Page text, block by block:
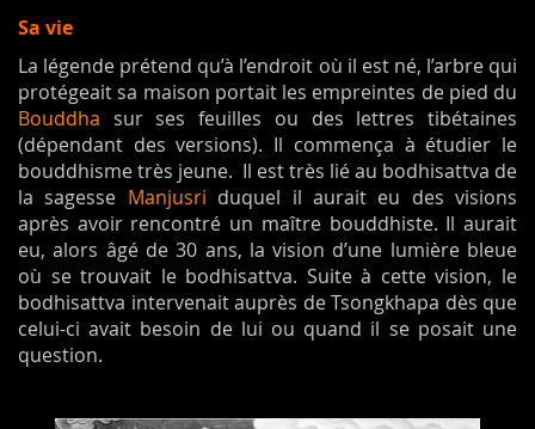
Sa vie
La légende prétend qu’à l’endroit où il est né, l’arbre qui
protégeait sa maison portait les empreintes de pied du
Bouddha sur ses feuilles ou des lettres tibétaines
(dépendant des versions). Il commença à étudier le
bouddhisme très jeune. Il est très lié au bodhisattva de
la sagesse Manjusri duquel il aurait eu des visions
après avoir rencontré un maître bouddhiste. Il aurait
eu, alors âgé de 30 ans, la vision d’une lumière bleue
où se trouvait le bodhisattva. Suite à cette vision, le
bodhisattva intervenait auprès de Tsongkhapa dès que
celui-ci avait besoin de lui ou quand il se posait une
question.